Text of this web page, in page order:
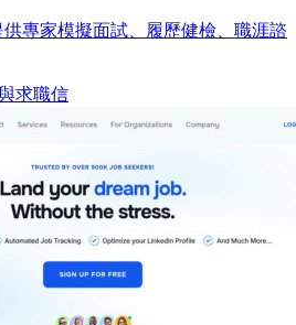
專家模擬面試、履歷健檢、職涯諮
求職信